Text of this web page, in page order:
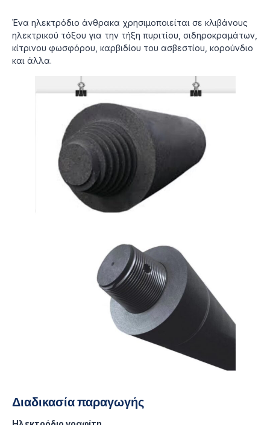
Ένα ηλεκτρόδιο άνθρακα χρησιμοποιείται σε κλιβάνους
ηλεκτρικού τόξου για την τήξη πυριτίου, σιδηροκραμάτων,
κίτρινου φωσφόρου, καρβιδίου του ασβεστίου, κορούνδιο
και άλλα.
Διαδικασία παραγωγής